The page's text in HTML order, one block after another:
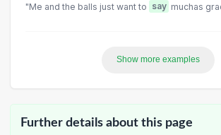
"Me and the balls just want to say muchas
Show more examples
Further details about this page